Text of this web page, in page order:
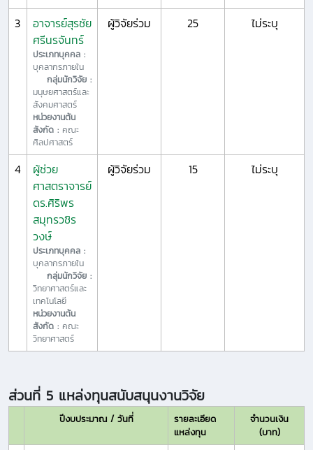
3
อาจารย์สุรชัย
ศรีนรจันทร์
ประเภทบุคคล :
บุคลากรภายใน
กลุ่มนักวิจัย :
มนุษยศาสตร์และ
สังคมศาสตร์
หน่วยงานต้น
สังกัด : คณะ
ศิลปศาสตร์
ผู้วิจัยร่วม 25 ไม่ระบุ
4
ผู้ช่วย
ศาสตราจารย์
ดร.ศิริพร
สมุทรวชิร
วงษ์
ประเภทบุคคล :
บุคลากรภายใน
กลุ่มนักวิจัย :
วิทยาศาสตร์และ
เทคโนโลยี
หน่วยงานต้น
สังกัด : คณะ
วิทยาศาสตร์
ผู้วิจัยร่วม 15 ไม่ระบุ
ส่วนที่ 5 แหล่งทุนสนับสนุนงานวิจัย
ปีงบประมาณ / วันที่
รายละเอียด
แหล่งทุน
จำนวนเงิน
(บาท)